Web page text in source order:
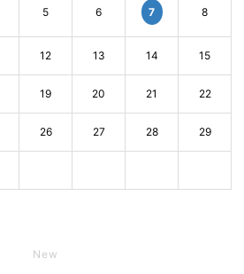
5 6 7 8
12 13 14 15
19 20 21 22
26 27 28 29
New